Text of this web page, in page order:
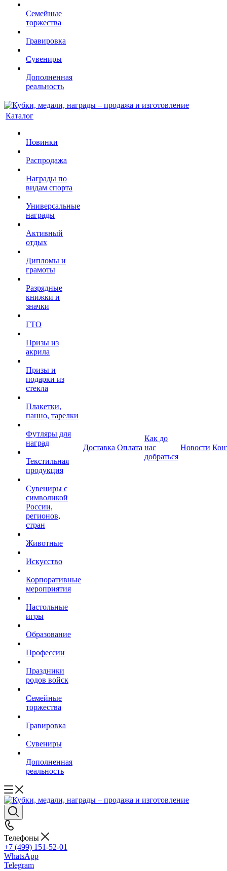
Семейные
торжества
Гравировка
Сувениры
Дополненная
реальность
Каталог
Новинки
Распродажа
Награды по
видам спорта
Универсальные
награды
Активный
отдых
Дипломы и
грамоты
Разрядные
книжки и
значки
ГТО
Призы из
акрила
Призы и
подарки из
стекла
Плакетки,
панно, тарелки
Футляры для
наград
Текстильная
продукция
Сувениры с
символикой
России,
регионов,
стран
Животные
Искусство
Корпоративные
мероприятия
Настольные
игры
Образование
Профессии
Праздники
родов войск
Семейные
торжества
Гравировка
Сувениры
Дополненная
реальность
Доставка Оплата
Как до
нас
добраться
Новости
Телефоны
+7 (499) 151-52-01
WhatsApp
Telegram